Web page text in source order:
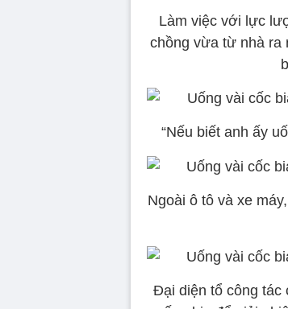
Làm việc với lực
chồng vừa từ nhà ra
“Nếu biết anh ấy
Ngoài ô tô và xe
Đại diện tổ công tác